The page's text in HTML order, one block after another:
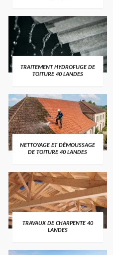
TRAITEMENT HYDROFUGE DE
TOITURE 40 LANDES
NETTOYAGE ET DÉMOUSSAGE
DE TOITURE 40 LANDES
TRAVAUX DE CHARPENTE 40
LANDES